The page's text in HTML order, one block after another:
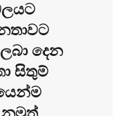
දෙන
සිතුම්